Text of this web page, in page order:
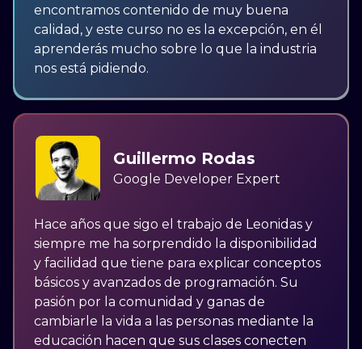
encontramos contenido de muy buena
calidad, y este curso no es la excepción, en él
aprenderás mucho sobre lo que la industria
nos está pidiendo.
Guillermo Rodas
Google Developer Expert
Hace años que sigo el trabajo de Leonidas y
siempre me ha sorprendido la disponibilidad
y facilidad que tiene para explicar conceptos
básicos y avanzados de programación. Su
pasión por la comunidad y ganas de
cambiarle la vida a las personas mediante la
educación hacen que sus clases conecten